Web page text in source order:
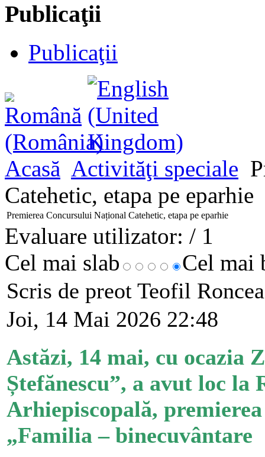
Publicaţii
Publicaţii
Acasă Activităţi speciale
Catehetic, etapa pe eparhie
Premierea Concursului Național Catehetic, etapa pe eparhie
Evaluare utilizator: / 1
Cel mai slab
Cel mai
Scris de preot Teofil
Joi, 14 Mai 2026 22:48
Astăzi, 14 mai, cu ocazia
Ștefănescu”, a avut loc la
Arhiepiscopală,
„Familia – binecuvântare